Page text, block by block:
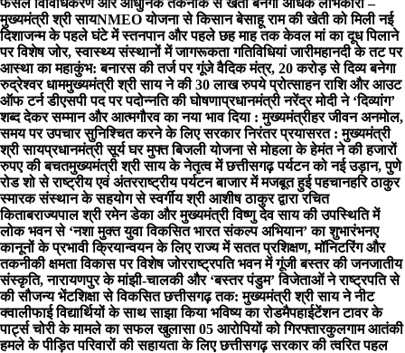
फसल विविधिकरण और आधुनिक तकनीक से खेती बनेगी अधिक लाभकारी –
मुख्यमंत्री श्री सायNMEO योजना से किसान बेसाहू राम की खेती को मिली नई
दिशाजन्म के पहले घंटे में स्तनपान और पहले छह माह तक केवल मां का दूध पिलाने
पर विशेष जोर, स्वास्थ्य संस्थानों में जागरूकता गतिविधियां जारीमहानदी के तट पर
आस्था का महाकुंभ: बनारस की तर्ज पर गूंजे वैदिक मंत्र, 20 करोड़ से दिव्य बनेगा
रुद्रेश्वर धाममुख्यमंत्री श्री साय ने की 30 लाख रुपये प्रोत्साहन राशि और आउट
ऑफ टर्न डीएसपी पद पर पदोन्नति की घोषणाप्रधानमंत्री नरेंद्र मोदी ने ‘दिव्यांग’
शब्द देकर सम्मान और आत्मगौरव का नया भाव दिया : मुख्यमंत्रीहर जीवन अनमोल,
समय पर उपचार सुनिश्चित करने के लिए सरकार निरंतर प्रयासरत : मुख्यमंत्री
श्री सायप्रधानमंत्री सूर्य घर मुफ्त बिजली योजना से मोहला के हेमंत ने की हजारों
रुपए की बचतमुख्यमंत्री श्री साय के नेतृत्व में छत्तीसगढ़ पर्यटन को नई उड़ान, पुणे
रोड शो से राष्ट्रीय एवं अंतरराष्ट्रीय पर्यटन बाजार में मजबूत हुई पहचानहरि ठाकुर
स्मारक संस्थान के सहयोग से स्वर्गीय श्री आशीष ठाकुर द्वारा रचित
किताबराज्यपाल श्री रमेन डेका और मुख्यमंत्री विष्णु देव साय की उपस्थिति में
लोक भवन से ‘नशा मुक्त युवा विकसित भारत संकल्प अभियान’ का शुभारंभनए
कानूनों के प्रभावी क्रियान्वयन के लिए राज्य में सतत प्रशिक्षण, मॉनिटरिंग और
तकनीकी क्षमता विकास पर विशेष जोरराष्ट्रपति भवन में गूंजी बस्तर की जनजातीय
संस्कृति, नारायणपुर के मांझी-चालकी और ‘बस्तर पंडुम’ विजेताओं ने राष्ट्रपति से
की सौजन्य भेंटशिक्षा से विकसित छत्तीसगढ़ तक: मुख्यमंत्री श्री साय ने नीट
क्वालीफाई विद्यार्थियों के साथ साझा किया भविष्य का रोडमैपहाईटेंशन टावर के
पार्ट्स चोरी के मामले का सफल खुलासा 05 आरोपियों को गिरफ्तारकुलगाम आतंकी
हमले के पीड़ित परिवारों की सहायता के लिए छत्तीसगढ़ सरकार की त्वरित पहल